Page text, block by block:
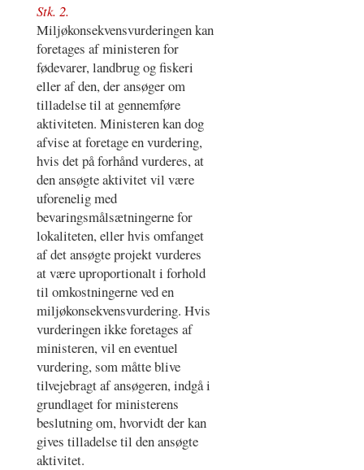
Stk. 2.
Miljøkonsekvensvurderingen kan
foretages af ministeren for
fødevarer, landbrug og fiskeri
eller af den, der ansøger om
tilladelse til at gennemføre
aktiviteten. Ministeren kan dog
afvise at foretage en vurdering,
hvis det på forhånd vurderes, at
den ansøgte aktivitet vil være
uforenelig med
bevaringsmålsætningerne for
lokaliteten, eller hvis omfanget
af det ansøgte projekt vurderes
at være uproportionalt i forhold
til omkostningerne ved en
miljøkonsekvensvurdering. Hvis
vurderingen ikke foretages af
ministeren, vil en eventuel
vurdering, som måtte blive
tilvejebragt af ansøgeren, indgå i
grundlaget for ministerens
beslutning om, hvorvidt der kan
gives tilladelse til den ansøgte
aktivitet.